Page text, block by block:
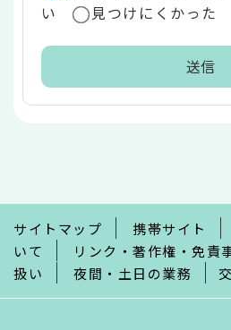
い
見つけにくかった
で
サイトマップ 携帯サイト
いて
リンク・著作権・免責
扱い
夜間・土日の業務